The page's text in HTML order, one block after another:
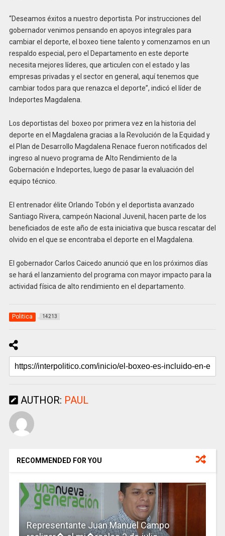
“Deseamos éxitos a nuestro deportista. Por instrucciones del
gobernador venimos pensando en apoyos integrales para
cambiar el deporte, el boxeo tiene talento y comenzamos en un
respaldo especial, pero el Departamento en este deporte
necesita mejores líderes, que articulen con el estado y las
empresas privadas y el sector en general, aquí tenemos que
cambiar todos para que renazca el deporte”, indicó el líder de
Indeportes Magdalena.
Los deportistas del boxeo por primera vez en la historia del
deporte en el Magdalena gracias a la Revolución de la Equidad y
el Plan de Desarrollo Magdalena Renace fueron notificados del
ingreso al nuevo programa de Alto Rendimiento de la
Gobernación e Indeportes, luego de pasar la evaluación del
equipo técnico.
El entrenador élite Orlando Tobón y el deportista avanzado
Santiago Rivera, campeón Nacional Juvenil, hacen parte de los
beneficiados de este año de esta iniciativa que busca rescatar del
olvido en el que se encontraba el deporte en el Magdalena.
El gobernador Carlos Caicedo anunció que en los próximos días
se hará el lanzamiento del programa con mayor impacto para la
actividad física de alto rendimiento en el departamento.
Politica 14213
AUTHOR: PAUL
RECOMMENDED FOR YOU
Representante Juan Manuel Campo